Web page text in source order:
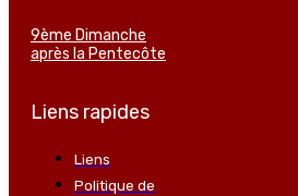
9ème Dimanche
après la Pentecôte
Liens rapides
Liens
Politique de